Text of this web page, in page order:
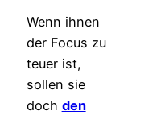
Wenn ihnen
der Focus zu
teuer ist,
sollen sie
doch den